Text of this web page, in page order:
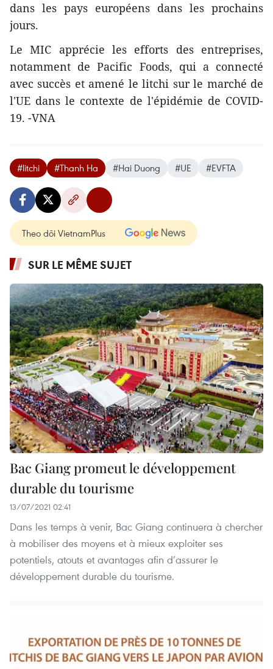
dans les pays européens dans les prochains
jours.
Le MIC apprécie les efforts des entreprises,
notamment de Pacific Foods, qui a connecté
avec succès et amené le litchi sur le marché de
l'UE dans le contexte de l'épidémie de COVID-
19. -VNA
#litchi #Thanh Ha #Hai Duong #UE #EVFTA
Theo dõi VietnamPlus
SUR LE MÊME SUJET
Bac Giang promeut le développement
durable du tourisme
13/07/2021 02:41
Dans les temps à venir, Bac Giang continuera à chercher
à mobiliser des moyens et à mieux exploiter ses
potentiels, atouts et avantages afin d’assurer le
développement durable du tourisme.